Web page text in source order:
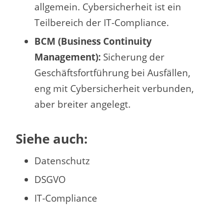
allgemein. Cybersicherheit ist ein
Teilbereich der IT-Compliance.
BCM (Business Continuity
Management): Sicherung der
Geschäftsfortführung bei Ausfällen,
eng mit Cybersicherheit verbunden,
aber breiter angelegt.
Siehe auch:
Datenschutz
DSGVO
IT-Compliance